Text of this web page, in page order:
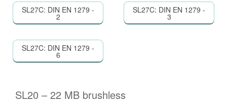
SL27C: DIN EN 1279 -
2
SL27C: DIN EN 1279 -
3
SL27C: DIN EN 1279 -
6
SL20 – 22 MB brushless